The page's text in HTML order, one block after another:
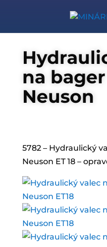
na
Neuson
5782 – Hydraulický
Neuson ET 18 –